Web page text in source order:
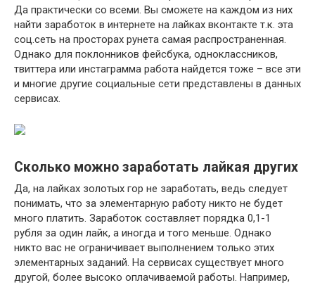
Profitcentr.com
Seo-fast.ru
0,5 – 2р
Да практически со всеми. Вы сможете на каждом из них
найти заработок в интернете на лайках вконтакте т.к. эта
соц.сеть на просторах рунета самая распространенная.
Однако для поклонников фейсбука, одноклассников,
твиттера или инстаграмма работа найдется тоже – все эти
и многие другие социальные сети представлены в данных
сервисах.
Сколько можно заработать лайкая других
Да, на лайках золотых гор не заработать, ведь следует
понимать, что за элементарную работу никто не будет
много платить. Заработок составляет порядка 0,1-1
рубля за один лайк, а иногда и того меньше. Однако
никто вас не ограничивает выполнением только этих
элементарных заданий. На сервисах существует много
другой, более высоко оплачиваемой работы. Например,